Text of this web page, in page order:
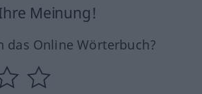
Meinung!
das Online Wörterbuch?